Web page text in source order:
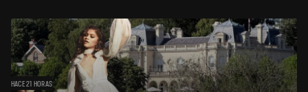
HACE 21 HORAS